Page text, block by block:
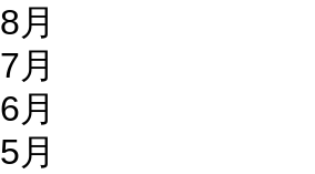
8月
7月
6月
5月